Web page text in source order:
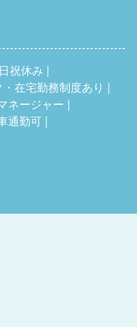
祝休み
在宅勤務制度あり
ネージャー
通勤可